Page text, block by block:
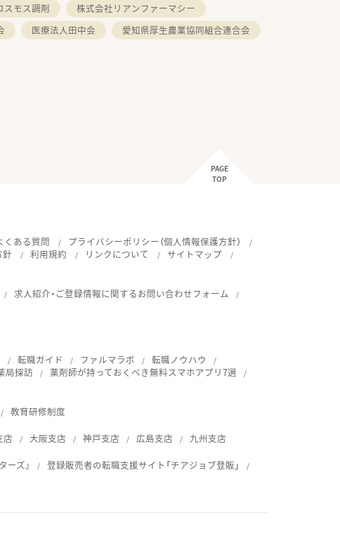
スモス調剤
株式会社リアンファーマシー
医療法人田中会
愛知県厚生農業協同組合連合会
PAGE
TOP
くある質問
プライバシーポリシー（個人情報保護方針）
利用規約 リンクについて
サイトマップ
求人紹介・ご登録情報に関するお問い合わせフォーム
転職ガイド ファルマラボ
転職ノウハウ
局探訪
薬剤師が持っておくべき無料スマホアプリ7選
教育研修制度
店 大阪支店 神戸支店 広島支店 九州支店
ーズ』
登録販売者の転職支援サイト「チアジョブ登販」